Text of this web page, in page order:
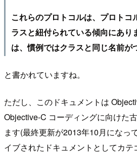
これらのプロトコルは、プロトコ
ラスと紐付られている傾向にあり
は、慣例ではクラスと同じ名前が
と書かれていますね。
ただし、このドキュメントは
Objective-C コーディングに向けた
ます(最終更新が2013年10月になっ
イブされたドキュメントとしてカ